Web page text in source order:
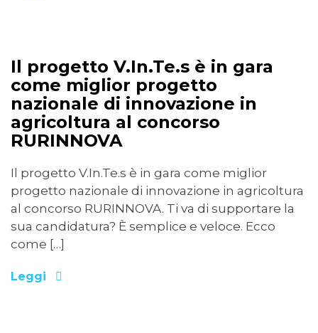
28/02/2023
Il progetto V.In.Te.s è in gara
come miglior progetto
nazionale di innovazione in
agricoltura al concorso
RURINNOVA
Il progetto V.In.Te.s è in gara come miglior
progetto nazionale di innovazione in agricoltura
al concorso RURINNOVA. Ti va di supportare la
sua candidatura? È semplice e veloce. Ecco
come […]
Leggi